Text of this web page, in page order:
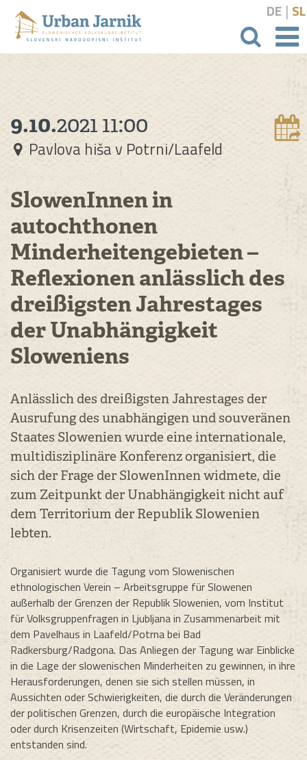
DE | SL
9.10.202111:00
Pavlova hiša v Potrni/Laafeld
SlowenInnen in
autochthonen
Minderheitengebieten –
Reflexionen anlässlich des
dreißigsten Jahrestages
der Unabhängigkeit
Sloweniens
Anlässlich des dreißigsten Jahrestages der
Ausrufung des unabhängigen und souveränen
Staates Slowenien wurde eine internationale,
multidisziplinäre Konferenz organisiert, die
sich der Frage der SlowenInnen widmete, die
zum Zeitpunkt der Unabhängigkeit nicht auf
dem Territorium der Republik Slowenien
lebten.
Organisiert wurde die Tagung vom Slowenischen
ethnologischen Verein – Arbeitsgruppe für Slowenen
außerhalb der Grenzen der Republik Slowenien, vom Institut
für Volksgruppenfragen in Ljubljana in Zusammenarbeit mit
dem Pavelhaus in Laafeld/Potrna bei Bad
Radkersburg/Radgona. Das Anliegen der Tagung war Einblicke
in die Lage der slowenischen Minderheiten zu gewinnen, in ihre
Herausforderungen, denen sie sich stellen müssen, in
Aussichten oder Schwierigkeiten, die durch die Veränderungen
der politischen Grenzen, durch die europäische Integration
oder durch Krisenzeiten (Wirtschaft, Epidemie usw.)
entstanden sind.